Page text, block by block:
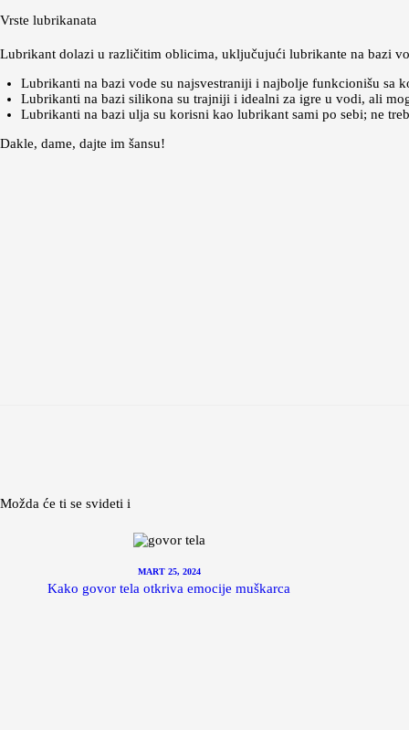
Vrste lubrikanata
Lubrikant dolazi u različitim oblicima, uključujući lubrikante na bazi
Lubrikanti na bazi vode su najsvestraniji i najbolje funkcionišu sa
Lubrikanti na bazi silikona su trajniji i idealni za igre u vodi, ali
Lubrikanti na bazi ulja su korisni kao lubrikant sami po sebi; ne
Dakle, dame, dajte im šansu!
Možda će ti se svideti i
MART 25, 2024
Kako govor tela otkriva emocije muškarca